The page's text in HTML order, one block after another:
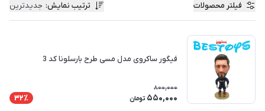
فیلتر محصولات ترتیب نمایش: جدیدترین
فیگور ساکروی مدل مسی طرح بارسلونا کد 3
800,000
550,000 تومان 32٪